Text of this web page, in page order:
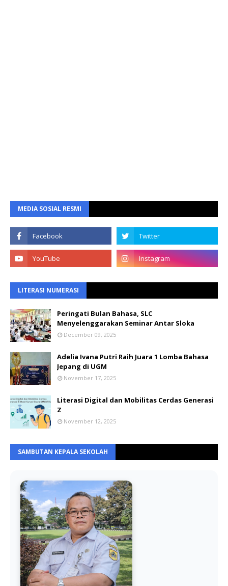
MEDIA SOSIAL RESMI
LITERASI NUMERASI
Peringati Bulan Bahasa, SLC
Menyelenggarakan Seminar Antar Sloka
December 09, 2025
Adelia Ivana Putri Raih Juara 1 Lomba Bahasa
Jepang di UGM
November 17, 2025
Literasi Digital dan Mobilitas Cerdas Generasi
Z
November 12, 2025
SAMBUTAN KEPALA SEKOLAH